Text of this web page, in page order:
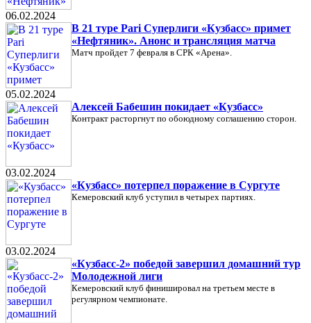
06.02.2024
В 21 туре Pari Суперлиги «Кузбасс» примет
«Нефтяник». Анонс и трансляция матча
Матч пройдет 7 февраля в СРК «Арена».
05.02.2024
Алексей Бабешин покидает «Кузбасс»
Контракт расторгнут по обоюдному соглашению сторон.
03.02.2024
«Кузбасс» потерпел поражение в Сургуте
Кемеровский клуб уступил в четырех партиях.
03.02.2024
«Кузбасс-2» победой завершил домашний тур
Молодежной лиги
Кемеровский клуб финишировал на третьем месте в
регулярном чемпионате.